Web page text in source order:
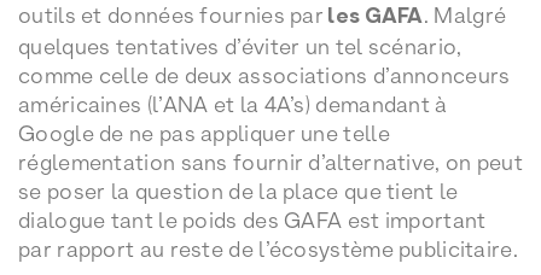
outils et données fournies par les GAFA. Malgré
quelques tentatives d’éviter un tel scénario,
comme celle de deux associations d’annonceurs
américaines (l’ANA et la 4A’s) demandant à
Google de ne pas appliquer une telle
réglementation sans fournir d’alternative, on peut
se poser la question de la place que tient le
dialogue tant le poids des GAFA est important
par rapport au reste de l’écosystème publicitaire.